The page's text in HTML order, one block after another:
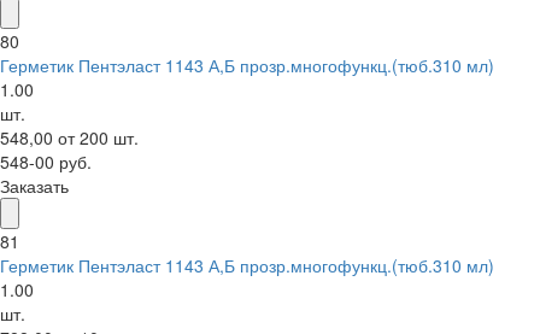
80
Герметик Пентэласт 1143 А,Б прозр.многофункц.(тюб.310 мл)
1.00
шт.
548,00 от 200 шт.
548-00 руб.
Заказать
81
Герметик Пентэласт 1143 А,Б прозр.многофункц.(тюб.310 мл)
1.00
шт.